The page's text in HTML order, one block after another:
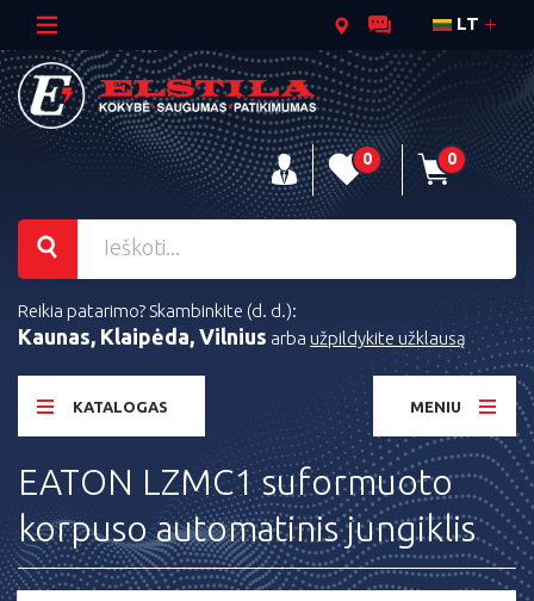
LT
0 0
Reikia patarimo? Skambinkite (d. d.):
Kaunas, Klaipėda, Vilnius arba užpildykite užklausą
KATALOGAS MENIU
EATON LZMC1 suformuoto
korpuso automatinis jungiklis